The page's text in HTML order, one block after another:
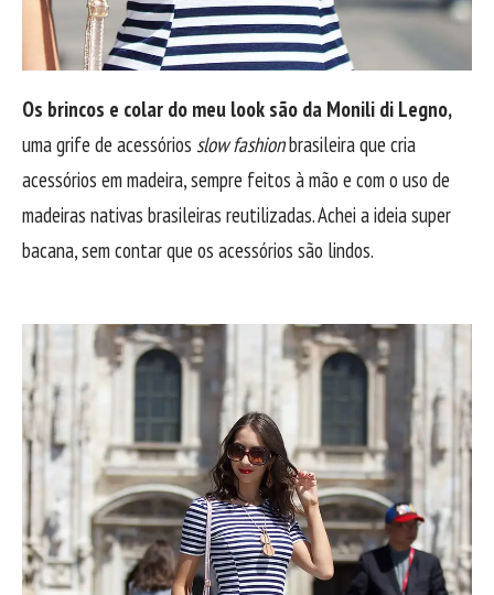
Os brincos e colar do meu look são da Monili di Legno,
uma grife de acessórios slow fashionbrasileira que cria
acessórios em madeira, sempre feitos à mão e com o uso de
madeiras nativas brasileiras reutilizadas. Achei a ideia super
bacana, sem contar que os acessórios são lindos.